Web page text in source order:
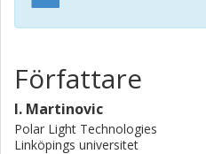
Författare
I. Martinovic
Polar Light Technologies
Linköpings universitet